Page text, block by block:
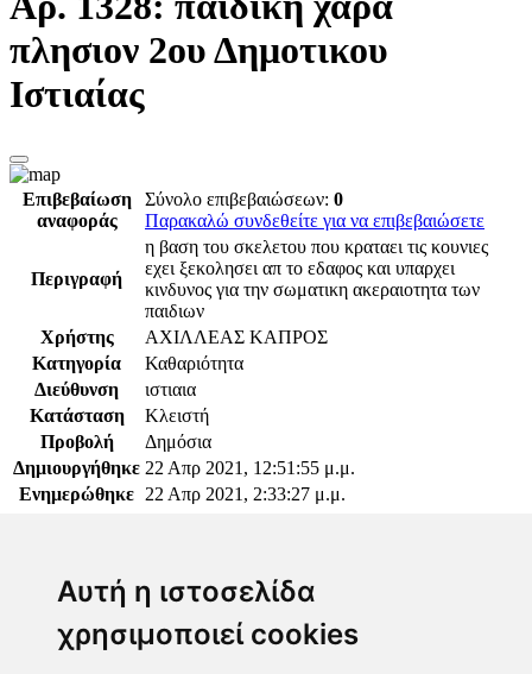
Αυτή η ιστοσελίδα
χρησιμοποιεί cookies
πλησιον 2ου Δημοτικου
Ιστιαίας
Επιβεβαίωση
αναφοράς
Σύνολο επιβεβαιώσεων: 0
Παρακαλώ συνδεθείτε για να επιβεβαιώσετε
Περιγραφή
η βαση του σκελετου που κραταει τις κουνιες
εχει ξεκολησει απ το εδαφος και υπαρχει
κινδυνος για την σωματικη ακεραιοτητα των
παιδιων
Χρήστης
ΑΧΙΛΛΕΑΣ ΚΑΠΡΟΣ
Κατηγορία
Καθαριότητα
Διεύθυνση
ιστιαια
Κατάσταση
Κλειστή
Προβολή
Δημόσια
Δημιουργήθηκε 22 Απρ 2021, 12:51:55 μ.μ.
Ενημερώθηκε 22 Απρ 2021, 2:33:27 μ.μ.